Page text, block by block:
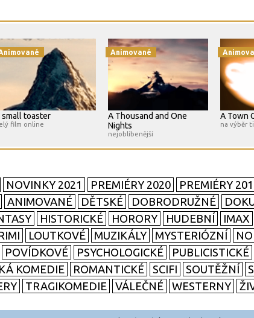
small toaster
film online
Animované
A Thousand and One
Nights
nejoblíbenější
A Town
na výběr
NOVINKY 2021 PREMIÉRY 2020 PREMIÉRY
ANIMOVANÉ DĚTSKÉ DOBRODRUŽNÉ
HISTORICKÉ HORORY HUDEBNÍ IMAX
LOUTKOVÉ MUZIKÁLY MYSTERIÓZNÍ
POVÍDKOVÉ PSYCHOLOGICKÉ PUBLICISTICKÉ
KOMEDIE ROMANTICKÉ SCIFI SOUTĚŽNÍ
TRAGIKOMEDIE VÁLEČNÉ WESTERNY